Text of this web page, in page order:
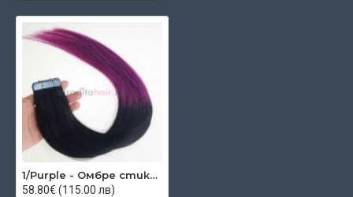
1/Purple - Омбре стикери
58.80€ (115.00 лв)